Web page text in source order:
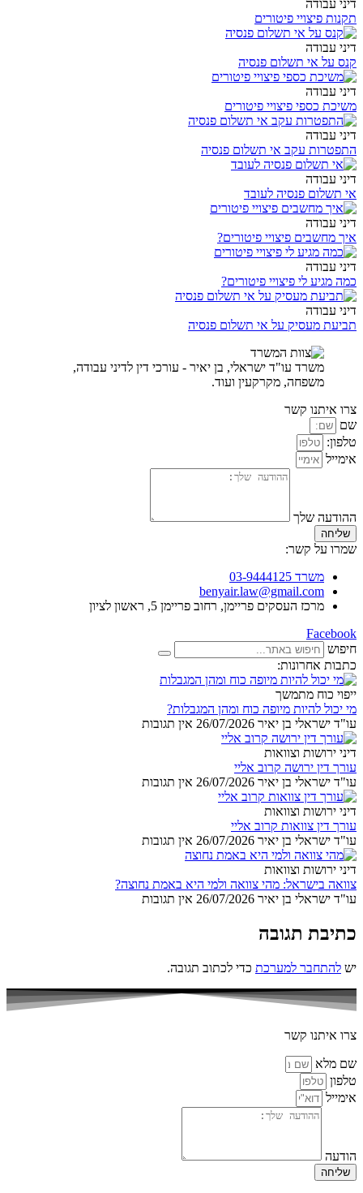
דיני עבודה
תקנות פיצויי פיטורים
דיני עבודה
קנס על אי תשלום פנסיה
דיני עבודה
משיכת כספי פיצויי פיטורים
דיני עבודה
התפטרות עקב אי תשלום פנסיה
דיני עבודה
אי תשלום פנסיה לעובד
דיני עבודה
איך מחשבים פיצויי פיטורים?
דיני עבודה
כמה מגיע לי פיצויי פיטורים?
דיני עבודה
תביעת מעסיק על אי תשלום פנסיה
משרד עו"ד ישראלי, בן יאיר - עורכי דין לדיני עבודה,
משפחה, מקרקעין ועוד.
צרו איתנו קשר
שם
טלפון:
אימייל
ההודעה שלך
שליחה
שמרו על קשר:
משרד 03-9444125
benyair.law@gmail.com
מרכז העסקים פריימן, רחוב פריימן 5, ראשון לציון
Facebook
חיפוש
כתבות אחרונות:
ייפוי כוח מתמשך
מי יכול להיות מיופה כוח ומהן המגבלות?
עו"ד ישראלי בן יאיר 26/07/2026 אין תגובות
דיני ירושות וצוואות
עורך דין ירושה קרוב אליי
עו"ד ישראלי בן יאיר 26/07/2026 אין תגובות
דיני ירושות וצוואות
עורך דין צוואות קרוב אליי
עו"ד ישראלי בן יאיר 26/07/2026 אין תגובות
דיני ירושות וצוואות
צוואה בישראל: מהי צוואה ולמי היא באמת נחוצה?
עו"ד ישראלי בן יאיר 26/07/2026 אין תגובות
כתיבת תגובה
יש להתחבר למערכת כדי לכתוב תגובה.
צרו איתנו קשר
שם מלא
טלפון
אימייל
הודעה
שליחה